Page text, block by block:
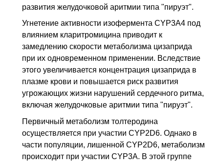
развития желудочковой аритмии типа "пируэт".
Угнетение активности изофермента CYP3A4 под
влиянием кларитромицина приводит к
замедлению скорости метаболизма цизаприда
при их одновременном применении. Вследствие
этого увеличивается концентрация цизаприда в
плазме крови и повышается риск развития
угрожающих жизни нарушений сердечного ритма,
включая желудочковые аритмии типа "пируэт".
Первичный метаболизм толтеродина
осуществляется при участии CYP2D6. Однако в
части популяции, лишенной CYP2D6, метаболизм
происходит при участии CYP3A. В этой группе